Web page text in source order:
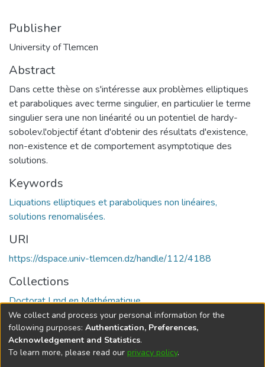
Publisher
University of Tlemcen
Abstract
Dans cette thèse on s'intéresse aux problèmes elliptiques
et paraboliques avec terme singulier, en particulier le terme
singulier sera une non linéarité ou un potentiel de hardy-
sobolev.l'objectif étant d'obtenir des résultats d'existence,
non-existence et de comportement asymptotique des
solutions.
Keywords
Liquations elliptiques et paraboliques non linéaires,
solutions renomalisées.
URI
https://dspace.univ-tlemcen.dz/handle/112/4188
Collections
Doctorat Lmd en Mathématique
Full item page
DSpace softwarecopyright © 2002-2026
We collect and process your personal information for the
following purposes: Authentication, Preferences,
Acknowledgement and Statistics.
To learn more, please read our privacy policy.